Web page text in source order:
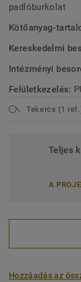
padlóburkolat
Kötőanyag-
Kereskedelmi
Intézményi
Felületkezelés:
Tekercs (1
Teljes
A
Hozzáadás az